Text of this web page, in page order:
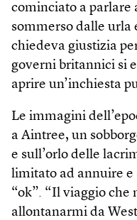
cominciato a parlare
sommerso dalle urla
chiedeva giustizia
governi britannici si
aprire un’inchiesta
Le immagini
a Aintree, un
e sull’orlo delle
limitato ad annuire e
“ok”. “Il viaggio che
allontanarmi da